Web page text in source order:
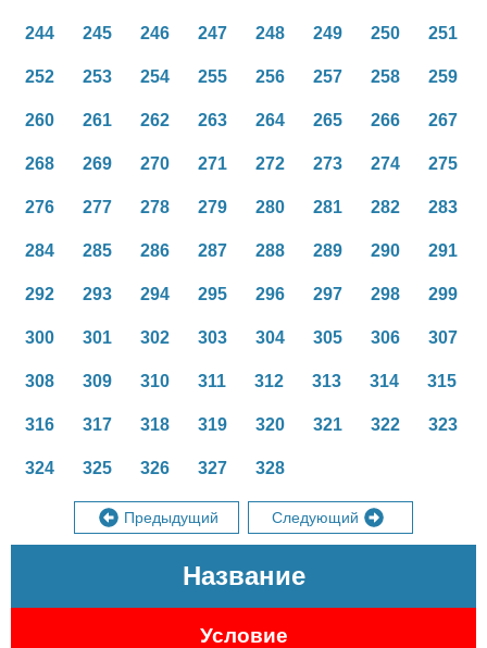
244 245 246 247 248 249 250 251
252 253 254 255 256 257 258 259
260 261 262 263 264 265 266 267
268 269 270 271 272 273 274 275
276 277 278 279 280 281 282 283
284 285 286 287 288 289 290 291
292 293 294 295 296 297 298 299
300 301 302 303 304 305 306 307
308 309 310 311 312 313 314 315
316 317 318 319 320 321 322 323
324 325 326 327 328
Предыдущий Следующий
Название
Условие